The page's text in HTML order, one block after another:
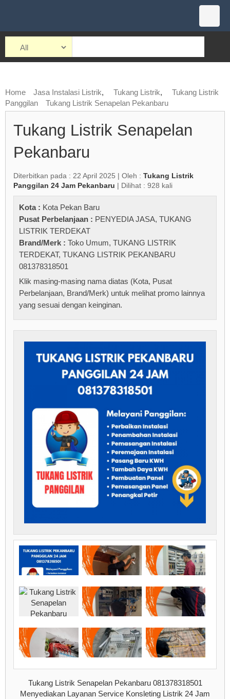
Home Jasa Instalasi Listrik, Tukang Listrik,
Tukang Listrik
Panggilan
Tukang Listrik Senapelan Pekanbaru
Tukang Listrik Senapelan
Pekanbaru
Diterbitkan pada : 22 April 2025 | Oleh : Tukang Listrik
Panggilan 24 Jam Pekanbaru | Dilihat : 928 kali
Kota : Kota Pekan Baru
Pusat Perbelanjaan : PENYEDIA JASA, TUKANG
LISTRIK TERDEKAT
Brand/Merk : Toko Umum, TUKANG LISTRIK
TERDEKAT, TUKANG LISTRIK PEKANBARU
081378318501
Klik masing-masing nama diatas (Kota, Pusat
Perbelanjaan, Brand/Merk) untuk melihat promo lainnya
yang sesuai dengan keinginan.
Tukang Listrik Senapelan Pekanbaru 081378318501
Menyediakan Layanan Service Konsleting Listrik 24 Jam